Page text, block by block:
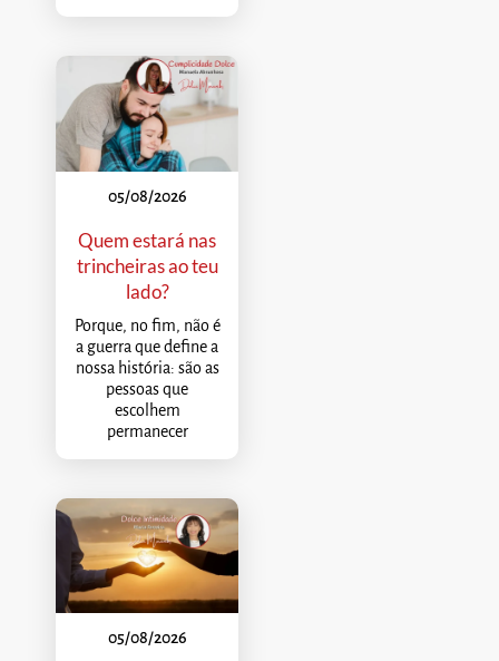
05/08/2026
Quem estará nas
trincheiras ao teu
lado?
Porque, no fim, não é
a guerra que define a
nossa história: são as
pessoas que
escolhem
permanecer
05/08/2026